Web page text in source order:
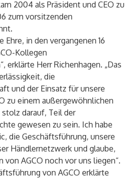
2004 als Präsident und CEO zu
zum vorsitzenden
Ehre, in den vergangenen 16
Kollegen
erklärte Herr Richenhagen. „Das
die
und der Einsatz für unsere
zu einem außergewöhnlichen
darauf, Teil der
gewesen zu sein. Ich habe
die Geschäftsführung, unsere
Händlernetzwerk und glaube,
von AGCO noch vor uns liegen“.
von AGCO erklärte